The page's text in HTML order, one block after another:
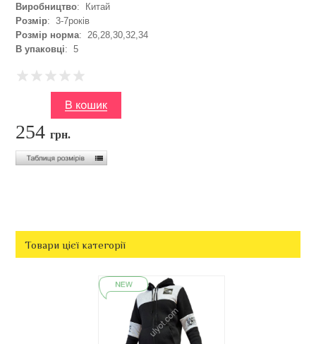
Виробництво: Китай
Розмір: 3-7років
Розмір норма: 26,28,30,32,34
В упаковці: 5
254грн.
Товари цієї категорії